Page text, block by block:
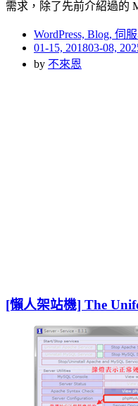
需求，除了先前介紹過的
WordPress, Blog, 伺
Posted
on
01-15, 201803-08,
by 不來恩
[懶人架站機] The